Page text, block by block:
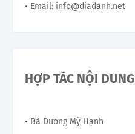
• Email: info@diadanh.net
HỢP TÁC NỘI DUNG
• Bà Dương Mỹ Hạnh